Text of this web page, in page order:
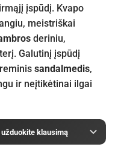
įspūdį. Kvapo
meistriškai
deriniu,
Galutinį įspūdį
sandalmedis,
ir neįtikėtinai ilgai
klausimą